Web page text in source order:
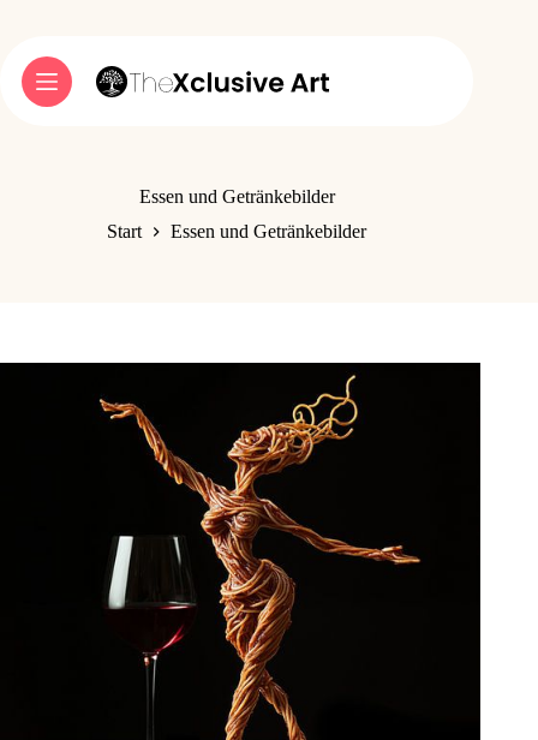
springen
Essen und Getränkebilder
Start
Essen und Getränkebilder